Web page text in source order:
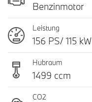
Benzinmotor
Leistung
156 PS/ 115 kW
Hubraum
1499 ccm
CO2